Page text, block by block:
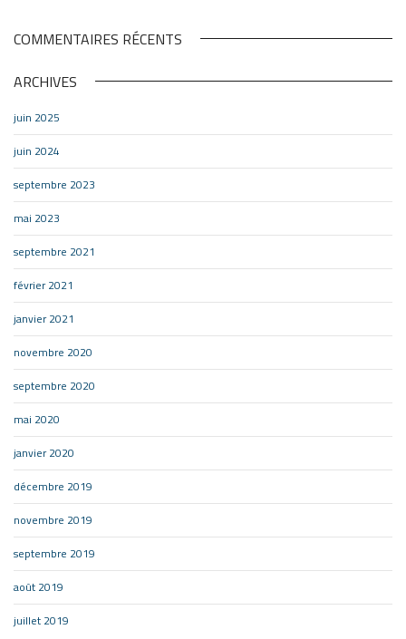
COMMENTAIRES RÉCENTS
ARCHIVES
juin 2025
juin 2024
septembre 2023
mai 2023
septembre 2021
février 2021
janvier 2021
novembre 2020
septembre 2020
mai 2020
janvier 2020
décembre 2019
novembre 2019
septembre 2019
août 2019
juillet 2019